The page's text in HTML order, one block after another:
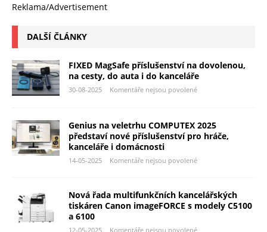
Reklama/Advertisement
DALŠÍ ČLÁNKY
FIXED MagSafe příslušenství na dovolenou,
na cesty, do auta i do kanceláře
30-08-2025 Komentáře nejsou povolené
Genius na veletrhu COMPUTEX 2025
představí nové příslušenství pro hráče,
kanceláře i domácnosti
14-05-2025 Komentáře nejsou povolené
Nová řada multifunkčních kancelářských
tiskáren Canon imageFORCE s modely C5100
a 6100
12-05-2025 Komentáře nejsou povolené